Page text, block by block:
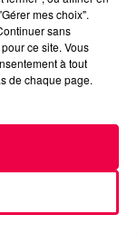
mes choix".
sans
ce site. Vous
à tout
de chaque page.